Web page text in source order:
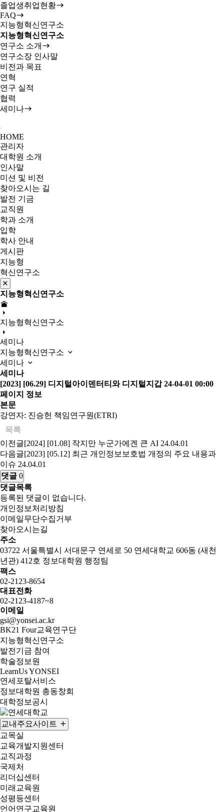
졸업생취업현황
FAQ
지능형혁신연구소
지능형혁신연구소
연구소 소개
연구소장 인사말
비전과 목표
연혁
연구 실적
협력
세미나
HOME
관리자
대학원 소개
인사말
미션 및 비전
찾아오시는 길
발전 기금
교직원
학과 소개
입학
학사 안내
게시판
지능형
혁신연구소
지능형혁신연구소
지능형혁신연구소
세미나
지능형혁신연구소
세미나
세미나
[2023] [06.29] 디지털아이덴터티와 디지털지갑24-04-01 00:00
페이지 정보
본문
강연자: 진승헌 책임연구원(ETRI)
목록
이전글[2024] [01.08] 작지만 누군가에겐 큰 AI 24.04.01
다음글[2023] [05.12] 최근 개인정보보호법 개정의 주요 내용과
이슈 24.04.01
댓글 0
댓글목록
등록된 댓글이 없습니다.
개인정보처리방침
이메일무단수집거부
찾아오시는길
주소
03722 서울특별시 서대문구 연세로 50 연세대학교 606동 (새천
년관) 412호 정보대학원 행정팀
팩스
02-2123-8654
대표전화
02-2123-4187~8
이메일
gsi@yonsei.ac.kr
BK21 Four교육연구단
지능형혁신연구소
발전기금 참여
학술정보원
LearnUs YONSEI
연세포탈서비스
정보대학원 총동창회
대학정보공시
교내주요사이트
교목실
교육개발지원센터
교직과정
국제처
리더십센터
미래교육원
성평등센터
언어연구교육원